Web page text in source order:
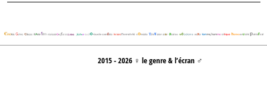
2015 - 2026 ♀ le genre & l’écran ♂